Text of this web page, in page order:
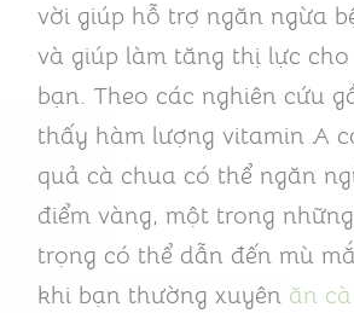
vời giúp hỗ trợ ngăn ngừa
và giúp làm tăng thị lực
bạn. Theo các nghiên cứu
thấy hàm lượng vitamin A
quả cà chua có thể ngăn
điểm vàng, một trong
trọng có thể dẫn đến mù
khi bạn thường xuyên ăn